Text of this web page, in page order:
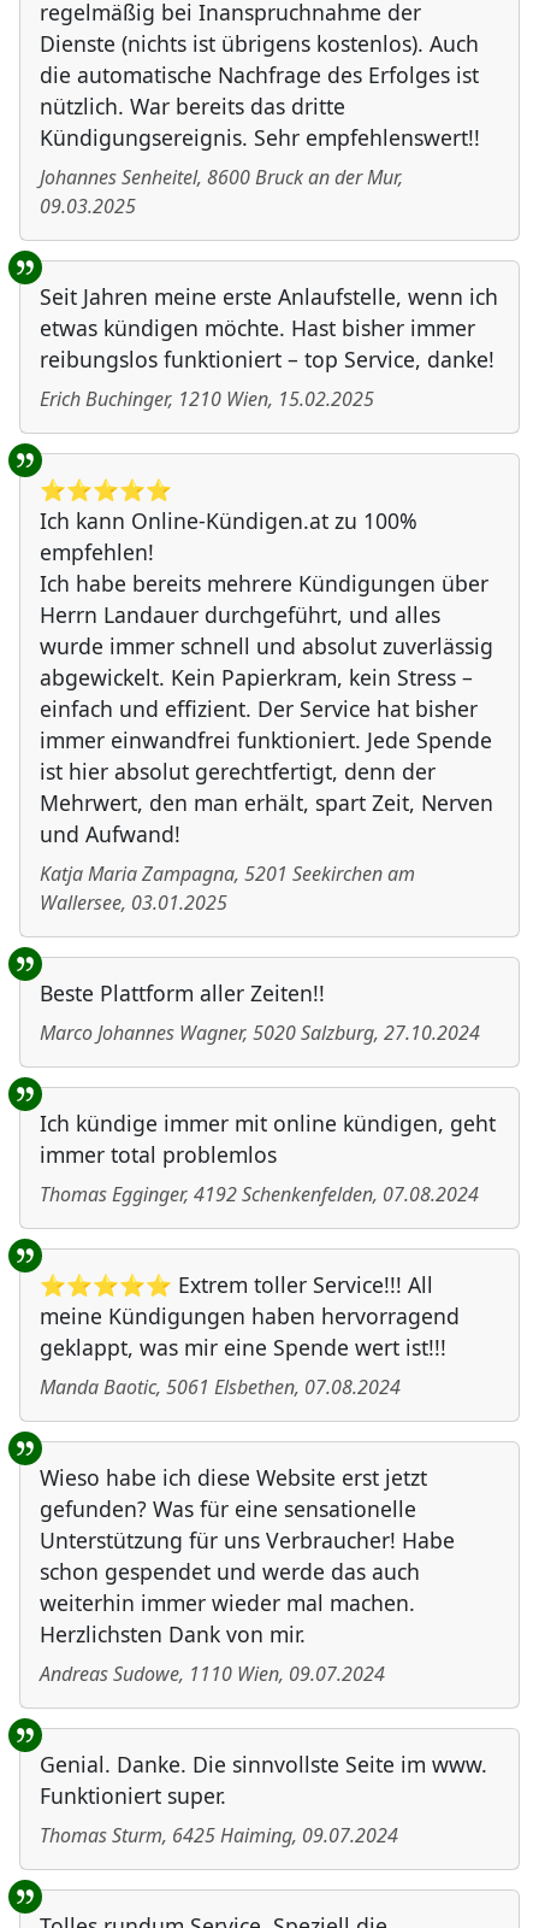
regelmäßig bei Inanspruchnahme der
Dienste (nichts ist übrigens kostenlos). Auch
die automatische Nachfrage des Erfolges ist
nützlich. War bereits das dritte
Kündigungsereignis. Sehr empfehlenswert!!
Johannes Senheitel, 8600Bruck an der Mur,
09.03.2025
Seit Jahren meine erste Anlaufstelle, wenn ich
etwas kündigen möchte. Hast bisher immer
reibungslos funktioniert – top Service, danke!
Erich Buchinger, 1210 Wien, 15.02.2025
⭐️⭐️⭐️⭐️⭐️
Ich kann Online-Kündigen.at zu 100%
empfehlen!
Ich habe bereits mehrere Kündigungen über
Herrn Landauer durchgeführt, und alles
wurde immer schnell und absolut zuverlässig
abgewickelt. Kein Papierkram, kein Stress –
einfach und effizient. Der Service hat bisher
immer einwandfrei funktioniert. Jede Spende
ist hier absolut gerechtfertigt, denn der
Mehrwert, den man erhält, spart Zeit, Nerven
und Aufwand!
Katja Maria Zampagna, 5201 Seekirchen am
Wallersee, 03.01.2025
Beste Plattform aller Zeiten!!
Marco Johannes Wagner, 5020Salzburg, 27.10.2024
Ich kündige immer mit online kündigen, geht
immer total problemlos
Thomas Egginger, 4192Schenkenfelden, 07.08.2024
⭐⭐⭐⭐⭐ Extrem toller Service!!! All
meine Kündigungen haben hervorragend
geklappt, was mir eine Spende wert ist!!!
Manda Baotic, 5061 Elsbethen, 07.08.2024
Wieso habe ich diese Website erst jetzt
gefunden? Was für eine sensationelle
Unterstützung für uns Verbraucher! Habe
schon gespendet und werde das auch
weiterhin immer wieder mal machen.
Herzlichsten Dank von mir.
Andreas Sudowe, 1110 Wien, 09.07.2024
Genial. Danke. Die sinnvollste Seite im www.
Funktioniert super.
Thomas Sturm, 6425Haiming, 09.07.2024